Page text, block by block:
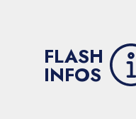
FLASH
INFOS